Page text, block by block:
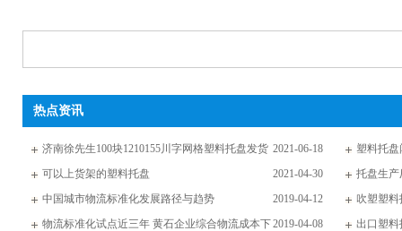
热点资讯
2021-06-18
济南徐先生100块1210155川字网格塑料托盘发货
通知
塑料托盘
2021-04-30
可以上货架的塑料托盘
托盘生产
2019-04-12
中国城市物流标准化发展路径与趋势
吹塑塑
2019-04-08
物流标准化试点近三年 黄石企业综合物流成本下
出口塑料